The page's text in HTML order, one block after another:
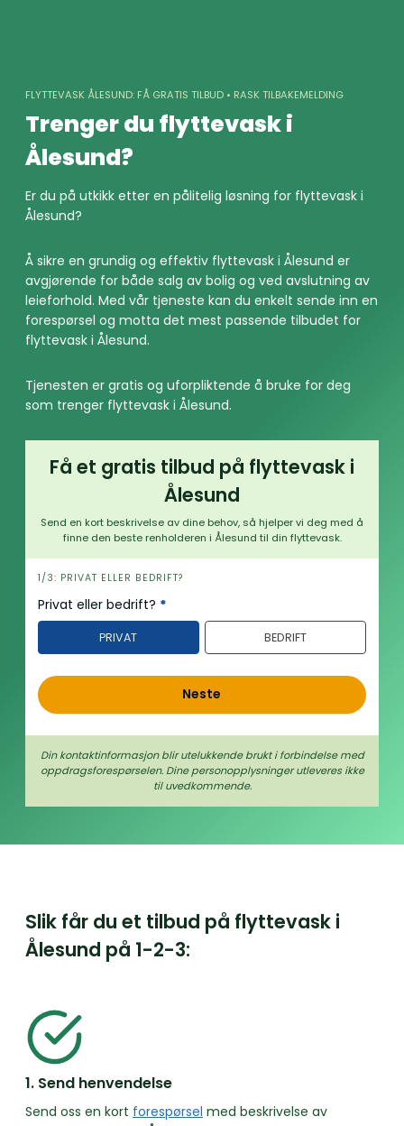
FLYTTEVASK ÅLESUND: FÅ GRATIS TILBUD • RASK TILBAKEMELDING
Trenger du flyttevask i
Ålesund?
Er du på utkikk etter en pålitelig løsning for flyttevask i
Ålesund?
Å sikre en grundig og effektiv flyttevask i Ålesund er
avgjørende for både salg av bolig og ved avslutning av
leieforhold. Med vår tjeneste kan du enkelt sende inn en
forespørsel og motta det mest passende tilbudet for
flyttevask i Ålesund.
Tjenesten er gratis og uforpliktende å bruke for deg
som trenger flyttevask i Ålesund.
Få et gratis tilbud på flyttevask i
Ålesund
Send en kort beskrivelse av dine behov, så hjelper vi deg med å
finne den beste renholderen i Ålesund til din flyttevask.
h
e
r
1/3: PRIVAT ELLER BEDRIFT?
Privat eller bedrift? *
PRIVAT BEDRIFT
Neste
Din kontaktinformasjon blir utelukkende brukt i forbindelse med
oppdrags­forespørselen. Dine person­­opplysninger utleveres ikke
til uvedkommende.
Slik får du et tilbud på flyttevask i
Ålesund på 1-2-3:
1. Send henvendelse
Send oss en kort forespørsel med beskrivelse av